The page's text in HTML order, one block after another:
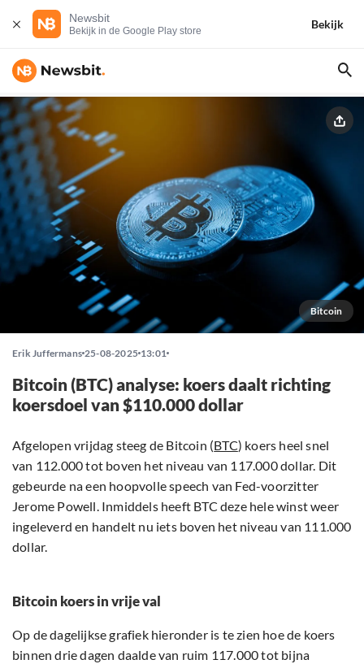
Newsbit
Bekijk in de Google Play store
Bekijk
Bitcoin
Erik Juffermans 25-08-2025 13:01
Bitcoin (BTC) analyse: koers daalt richting
koersdoel van $110.000 dollar
Afgelopen vrijdag steeg de Bitcoin (BTC) koers heel snel
van 112.000 tot boven het niveau van 117.000 dollar. Dit
gebeurde na een hoopvolle speech van Fed-voorzitter
Jerome Powell. Inmiddels heeft BTC deze hele winst weer
ingeleverd en handelt nu iets boven het niveau van 111.000
dollar.
Bitcoin koers in vrije val
Op de dagelijkse grafiek hieronder is te zien hoe de koers
binnen drie dagen daalde van ruim 117.000 tot bijna